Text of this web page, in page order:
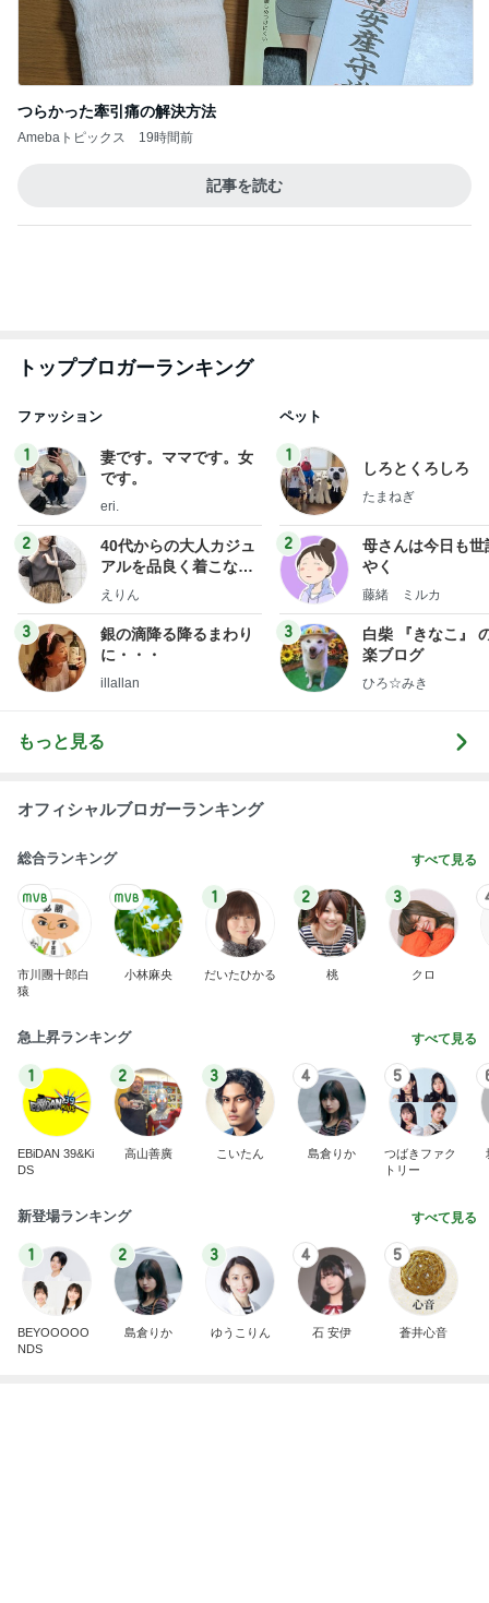
つらかった牽引痛の解決方法
Amebaトピックス 19時間前
記事を読む
トップブロガーランキング
ファッション
1
妻です。ママです。女
です。
eri.
2
40代からの大人カジュ
アルを品良く着こなす
ファッションブログ
えりん
3
銀の滴降る降るまわり
に・・・
illallan
ペット
1
しろとくろしろ
たまねぎ
2
母さんは今日も世
やく
藤緒 ミルカ
3
白柴 『きなこ』
楽ブログ
ひろ☆みき
もっと見る
オフィシャルブロガーランキング
総合ランキング すべて見る
市川團十郎白
猿
小林麻央
1
だいたひかる
2
桃
3
クロ
急上昇ランキング すべて見る
1
EBiDAN 39&Ki
DS
2
高山善廣
3
こいたん
4
島倉りか
5
つばきファク
トリー
新登場ランキング すべて見る
1
BEYOOOOO
NDS
2
島倉りか
3
ゆうこりん
4
石 安伊
5
蒼井心音